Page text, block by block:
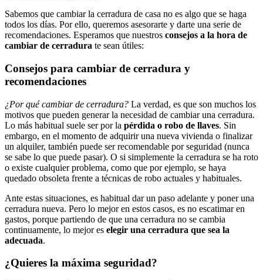
Sabemos que cambiar la cerradura de casa no es algo que se haga
todos los días. Por ello, queremos asesorarte y darte una serie de
recomendaciones. Esperamos que nuestros consejos a la hora de
cambiar de cerradura te sean útiles:
Consejos para cambiar de cerradura y
recomendaciones
¿Por qué cambiar de cerradura? La verdad, es que son muchos los
motivos que pueden generar la necesidad de cambiar una cerradura.
Lo más habitual suele ser por la pérdida o robo de llaves. Sin
embargo, en el momento de adquirir una nueva vivienda o finalizar
un alquiler, también puede ser recomendable por seguridad (nunca
se sabe lo que puede pasar). O si simplemente la cerradura se ha roto
o existe cualquier problema, como que por ejemplo, se haya
quedado obsoleta frente a técnicas de robo actuales y habituales.
Ante estas situaciones, es habitual dar un paso adelante y poner una
cerradura nueva. Pero lo mejor en estos casos, es no escatimar en
gastos, porque partiendo de que una cerradura no se cambia
continuamente, lo mejor es elegir una cerradura que sea la
adecuada.
¿Quieres la máxima seguridad?